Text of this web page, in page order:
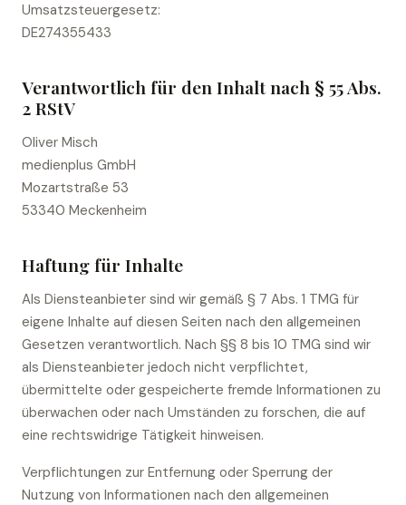
Umsatzsteuergesetz:
DE274355433
Verantwortlich für den Inhalt nach § 55 Abs.
2 RStV
Oliver Misch
medienplus GmbH
Mozartstraße 53
53340 Meckenheim
Haftung für Inhalte
Als Diensteanbieter sind wir gemäß § 7 Abs. 1 TMG für
eigene Inhalte auf diesen Seiten nach den allgemeinen
Gesetzen verantwortlich. Nach §§ 8 bis 10 TMG sind wir
als Diensteanbieter jedoch nicht verpflichtet,
übermittelte oder gespeicherte fremde Informationen zu
überwachen oder nach Umständen zu forschen, die auf
eine rechtswidrige Tätigkeit hinweisen.
Verpflichtungen zur Entfernung oder Sperrung der
Nutzung von Informationen nach den allgemeinen